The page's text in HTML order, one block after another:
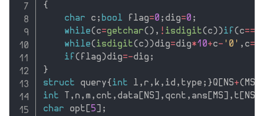
{
char c ; bool flag=0 ; dig=0 ;
while( c=getchar( ) , ! isdigit( c ) )if ( c==
while( isdigit( c ) )dig=dig*10+c- '0' , c=
if ( flag )dig=-dig ;
}
struct query{ int l , r , k , id , type ; }Q NS+( MS
int
, n , m , cnt , data NS , qcnt , ans MS , t NS
char opt 5
;